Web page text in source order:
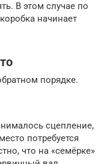
В этом случае по
начинает
порядке.
сцепление,
потребуется
что на «семёрке»